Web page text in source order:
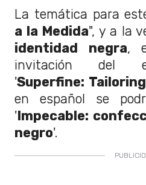
La temática para
a la Medida", y a la
identidad negra,
invitación del
'Superfine:
en español se
'Impecable:
negro'.